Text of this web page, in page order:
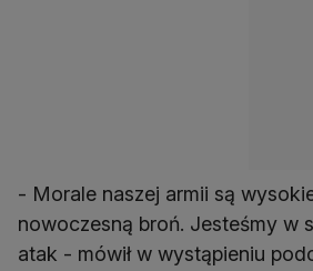
- Morale naszej armii są
nowoczesną broń. Jesteśmy w
atak - mówił w wystąpieniu